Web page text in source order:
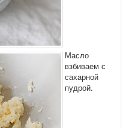
Масло
взбиваем с
сахарной
пудрой.